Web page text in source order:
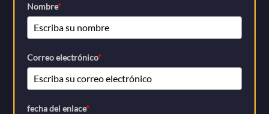
Nombre*
Correo electrónico*
fecha del enlace*